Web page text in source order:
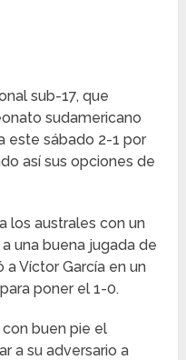
sub-17, que
sudamericano
este sábado 2-1 por
así sus opciones de
los australes con un
una buena jugada de
Víctor García en un
poner el 1-0.
buen pie el
a su adversario a